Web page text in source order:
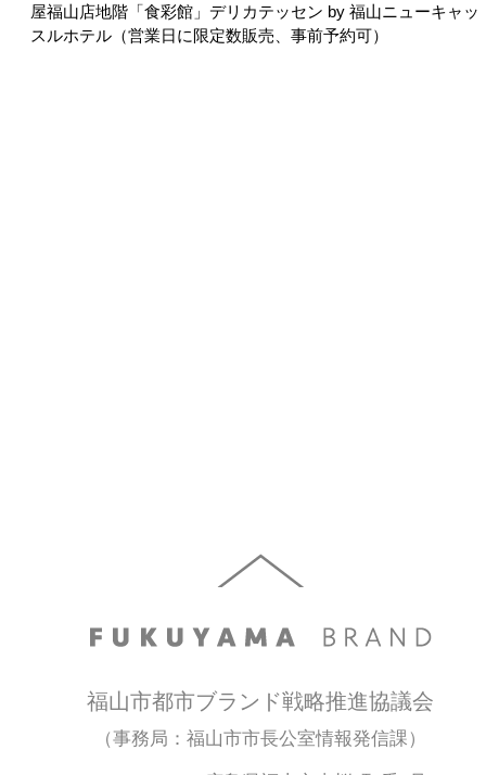
屋福山店地階「食彩館」デリカテッセン by 福山ニューキャッ
スルホテル（営業日に限定数販売、事前予約可）
福山市都市ブランド戦略推進協議会
（事務局：福山市市長公室情報発信課）